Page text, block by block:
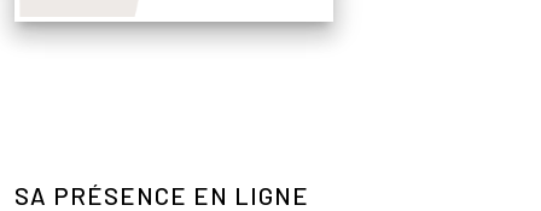
SA PRÉSENCE EN LIGNE